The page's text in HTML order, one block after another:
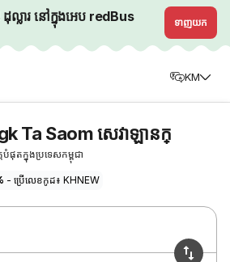
ល្លារ នៅក្នុងអេប redBus ទាញយក
KM
Ta Saom សេវាឡានក្
ផុតក្នុងប្រទេសកម្ពុជា
- ប្រើលេខកូដ៖ KHNEW